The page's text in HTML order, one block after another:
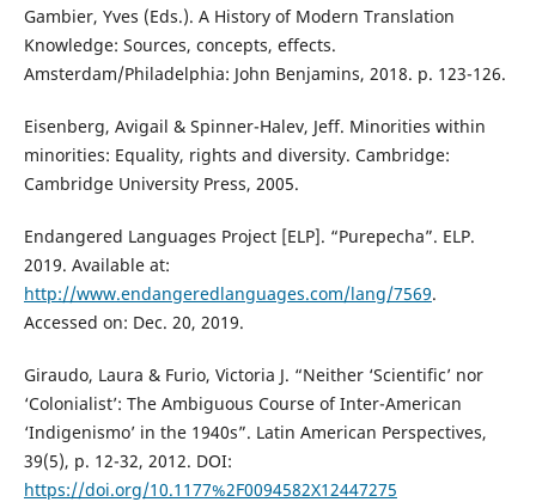
Gambier, Yves (Eds.). A History of Modern Translation
Knowledge: Sources, concepts, effects.
Amsterdam/Philadelphia: John Benjamins, 2018. p. 123-126.
Eisenberg, Avigail & Spinner-Halev, Jeff. Minorities within
minorities: Equality, rights and diversity. Cambridge:
Cambridge University Press, 2005.
Endangered Languages Project [ELP]. “Purepecha”. ELP.
2019. Available at:
http://www.endangeredlanguages.com/lang/7569.
Accessed on: Dec. 20, 2019.
Giraudo, Laura & Furio, Victoria J. “Neither ‘Scientific’ nor
‘Colonialist’: The Ambiguous Course of Inter-American
‘Indigenismo’ in the 1940s”. Latin American Perspectives,
39(5), p. 12-32, 2012. DOI:
https://doi.org/10.1177%2F0094582X12447275